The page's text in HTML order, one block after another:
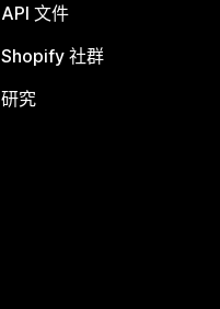
API 文件
Shopify 社群
研究